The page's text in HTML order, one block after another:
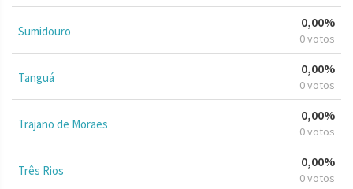
Sumidouro
0,00%
0 votos
Tanguá
0,00%
0 votos
Trajano de Moraes
0,00%
0 votos
Três Rios
0,00%
0 votos